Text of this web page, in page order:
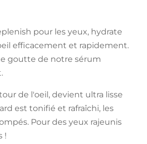
pour les yeux, hydrate
efficacement et rapidement.
goutte de notre sérum
de l'oeil, devient ultra lisse
est tonifié et rafraîchi, les
Pour des yeux rajeunis
!